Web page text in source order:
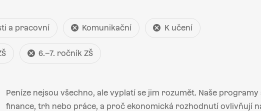
a pracovní Komunikační K učení
6.–7. ročník ZŠ
Peníze nejsou všechno, ale vyplatí se jim rozumět. Naše
finance, trh nebo práce, a proč ekonomická rozhodnutí ovlivňují